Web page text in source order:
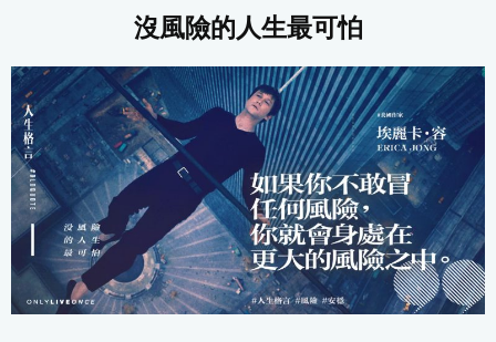
沒風險的人生最可怕